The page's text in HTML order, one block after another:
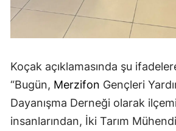
Koçak açıklamasında şu
“Bugün, Merzifon Gençleri
Dayanışma Derneği olarak
insanlarından, İki Tarım